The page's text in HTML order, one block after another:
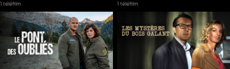
1 téléfilm
1 téléfilm